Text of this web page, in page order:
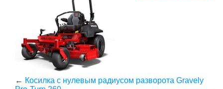
← Косилка с нулевым радиусом разворота Gravely